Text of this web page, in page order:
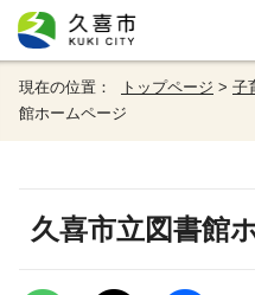
現在の位置： トップページ > 子
館ホームページ
久喜市立図書館